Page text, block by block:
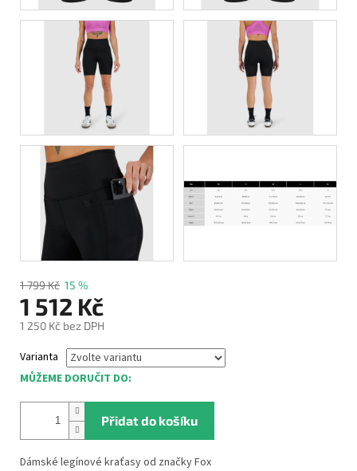
1 799 Kč 15 %
1 512 Kč
1 250 Kč bez DPH
cena:
Varianta
MŮŽEME DORUČIT DO:
Přidat do košíku
Dámské legínové kraťasy od značky Fox